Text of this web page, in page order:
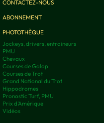
CONTACTEZ-NOUS
ABONNEMENT
PHOTOTHÈQUE
Jockeys, drivers, entraineurs
PMU
Chevaux
Courses de Galop
Courses de Trot
Grand National du Trot
Hippodromes
Pronostic Turf, PMU
Prix d’Amérique
Vidéos